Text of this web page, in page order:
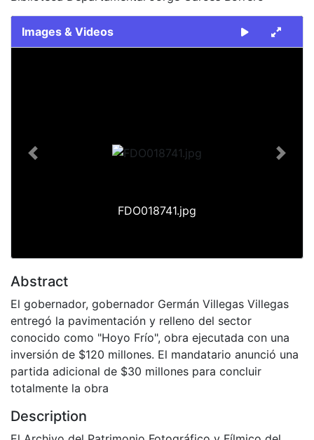
Images & Videos
FDO018741.jpg
Previous Next
Abstract
El gobernador, gobernador Germán Villegas Villegas
entregó la pavimentación y relleno del sector
conocido como "Hoyo Frío", obra ejecutada con una
inversión de $120 millones. El mandatario anunció una
partida adicional de $30 millones para concluir
totalmente la obra
Description